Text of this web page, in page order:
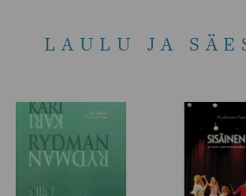
LAULU JA